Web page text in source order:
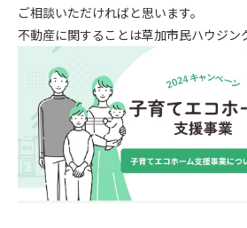
ご相談いただければと思います。
不動産に関することは草加市民ハウジン